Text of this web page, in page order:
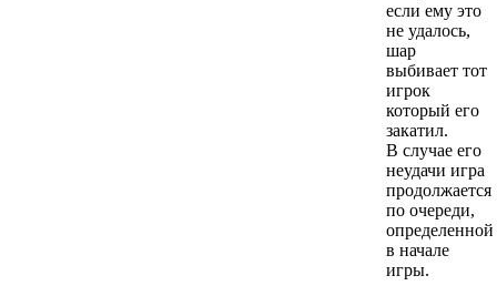
если ему это
не удалось,
шар
выбивает тот
игрок
который его
закатил.
В случае его
неудачи игра
продолжается
по очереди,
определенной
в начале
игры.